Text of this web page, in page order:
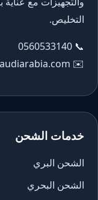
التخليص.
📞
0560533140
✉️
خدمات الشحن
الشحن البري
الشحن البحري